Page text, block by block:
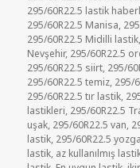
295/60R22.5 lastik
295/60R22.5 Manisa,
295/60R22.5 Midilli lastik,
Nevşehir, 295/60R22.5
295/60R22.5 siirt, 295/
295/60R22.5 temiz, 295/
295/60R22.5 tır lastik,
lastikleri, 295/60R22.5
uşak, 295/60R22.5 van,
lastik, 295/60R22.5
lastik, az kullanılmış